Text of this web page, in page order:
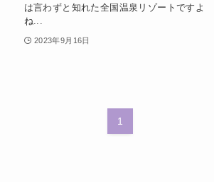
は言わずと知れた全国温泉リゾートですよ
ね...
2023年9月16日
1